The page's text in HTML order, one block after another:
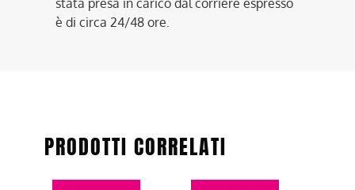
è di circa 24/48 ore.
PRODOTTI CORRELATI
Questo
Questo